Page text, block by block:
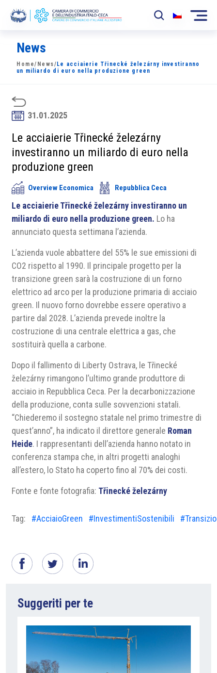
La Camera
News
Sviluppo Mercato
Soci
Partner
Area riservata
News
Home/ News/ Le acciaierie Třinecké železárny investiranno
un miliardo di euro nella produzione green
31.01.2025
Le acciaierie Třinecké železárny
investiranno un miliardo di euro nella
produzione green
Overview Economica Repubblica Ceca
Le acciaierie Třinecké železárny investiranno un
miliardo di euro nella produzione green. Lo ha
annunciato questa settimana l’azienda.
L’azienda vuole abbattere del 55% le sue emissioni di
CO2 rispetto al 1990. Il principale progetto per la
transizione green sarà la costruzione di un forno
elettrico ad arco per la produzione primaria di acciaio
green. Il nuovo forno dovrebbe essere operativo a
partire dal 2028. L’azienda prevede inoltre la
costruzione di una centrale elettrica a gas, che
sostituirà quella a carbone.
Dopo il fallimento di Liberty Ostrava, le Třinecké
železárny rimangono l’ultimo grande produttore di
acciaio in Repubblica Ceca. Per la decarbonizzazione
della produzione, conta sulle sovvenzioni statali.
“Chiederemo il sostegno statale nel primo trimestre di
quest’anno”, ha indicato il direttore generale Roman
Heide. I rappresentanti dell’azienda hanno notato in
conferenza stampa che, in altri progetti analoghi
all’estero, lo Stato ha coperto fino al 70% dei costi.
Fonte e fonte fotografia: Třinecké železárny
Tag: #AcciaioGreen #InvestimentiSostenibili
Suggeriti per te